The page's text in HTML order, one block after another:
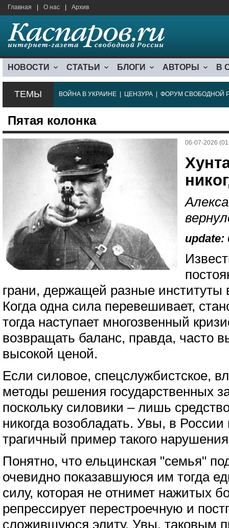
Главная О нас Архив
НОВОСТИ СТАТЬИ БЛОГИ АВТОРЫ В
ТЕМЫ ВОЙНА В УКРАИНЕ ЦЕНЗУРА ФОРУМ СВОБОДНОЙ
Пятая колонка
06-07-2026
update:
грани, держащей разные институты
Когда одна сила перевешивает,
тогда наступает многозвенный
возвращать баланс, правда, часто
высокой ценой.
Если силовое, спецслужбистское,
методы решения государственных
поскольку силовики – лишь
никогда возобладать. Увы, в
трагичный пример такого
Понятно, что ельцинская "семья"
очевидно показавшуюся им тогда
силу, которая не отнимет нажитых
репрессирует перестроечную и
сложившуюся элиту. Увы, таковым